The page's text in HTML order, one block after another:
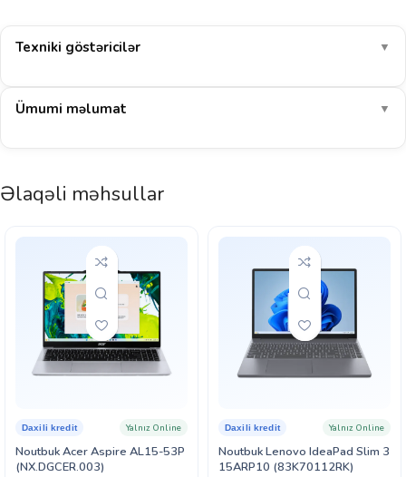
Texniki göstəricilər ▼
Ümumi məlumat ▼
Əlaqəli məhsullar
Noutbuk Acer Aspire AL15-53P
(NX.DGCER.003)
Daxili kredit Yalnız Online
Noutbuk Lenovo IdeaPad Slim 3
15ARP10 (83K70112RK)
Daxili kredit Yalnız Online